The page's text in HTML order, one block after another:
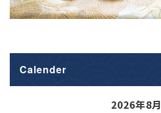
Calender
2026年8月